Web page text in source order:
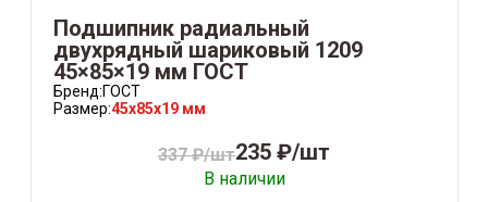
Подшипник радиальный
двухрядный шариковый 1209
45×85×19 мм ГОСТ
Бренд:ГОСТ
Размер:45x85x19 мм
337 ₽/шт235 ₽/шт
В наличии